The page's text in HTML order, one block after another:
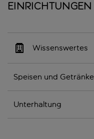
Einrichtungen
Wissenswertes
Speisen und Getränke
Unterhaltung